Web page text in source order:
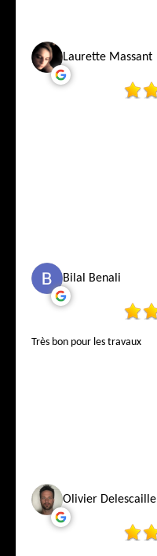
Laurette Massant
Bilal Benali
Très bon pour les travaux
Olivier Delescaille